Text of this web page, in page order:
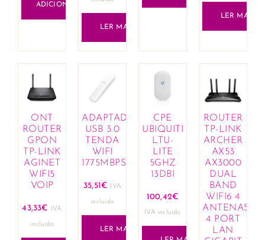
ADICIONAR
LER MAIS
LER MAIS
ONT
ROUTER
GPON
TP-LINK
AGINET
WIFI5
VOIP
43,33€ IVA
incluido
ADAPTADOR
USB 3.0
TENDA
WIFI
1775MBPS
35,51 € IVA
incluido
LER MAIS
CPE
UBIQUITI
LTU-
LITE
5GHZ
13DBI
100,42€
IVA incluido
ROUTER
TP-LINK
ARCHER
AX53
AX3000
DUAL
BAND
WIFI6 4
ANTENAS
4 PORT
LAN